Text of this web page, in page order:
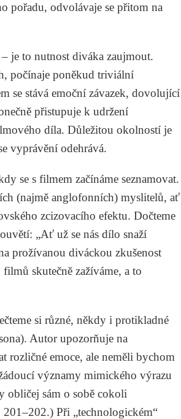
pořadu, odvolávaje se přitom na
je to nutnost diváka zaujmout.
počínaje poněkud triviální
se stává emoční závazek, dovolující
přistupuje k udržení
díla. Důležitou okolností je
vyprávění odehrává.
se s filmem začínáme seznamovat.
(najmě anglofonních) myslitelů, ať
zcizovacího efektu. Dočteme
„Ať už se nás dílo snaží
prožívanou diváckou zkušenost
skutečně zažíváme, a to
si různé, někdy i protikladné
Autor upozorňuje na
rozličné emoce, ale neměli bychom
významy mimického výrazu
obličej sám o sobě cokoli
Při „technologickém“